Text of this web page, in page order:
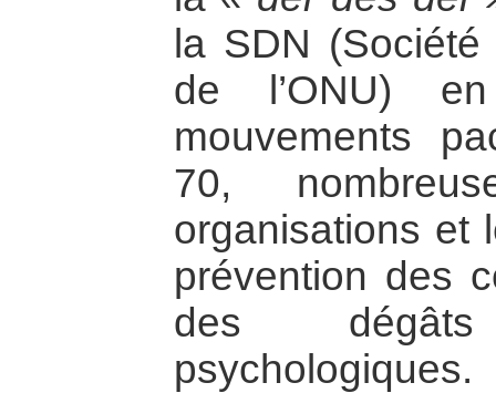
la SDN
de l’ONU)
mouvements
70,
organisations et
prévention des
des
psychologiques.